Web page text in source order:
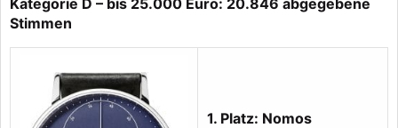
Kategorie D – bis 25.000 Euro: 20.846 abgegebene
Stimmen
1. Platz: Nomos